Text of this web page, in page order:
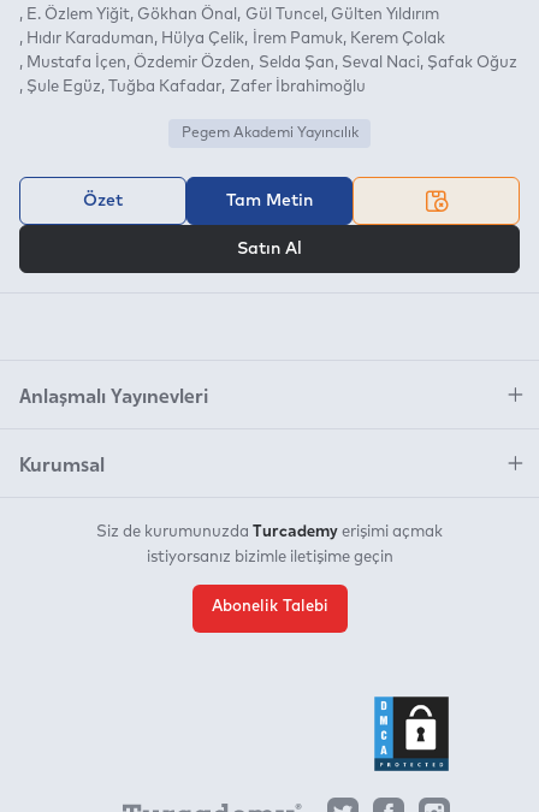
E. Özlem Yiğit Gökhan Önal Gül Tuncel
Gülten Yıldırım
Hıdır Karaduman
Hülya Çelik İrem Pamuk
Kerem Çolak
Mustafa İçen
Özdemir Özden Selda Şan Seval Naci Şafak Oğuz
Şule Egüz
Tuğba Kafadar Zafer İbrahimoğlu
Pegem Akademi Yayıncılık
Özet Tam Metin
Satın Al
Anlaşmalı Yayınevleri
Kurumsal
Siz de kurumunuzda Turcademy erişimi açmak
istiyorsanız bizimle iletişime geçin
Abonelik Talebi